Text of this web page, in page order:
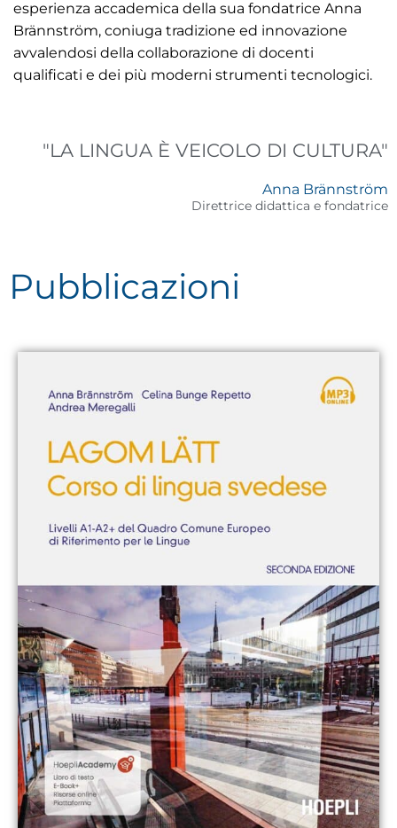
esperienza accademica della sua fondatrice Anna
Brännström, coniuga tradizione ed innovazione
avvalendosi della collaborazione di docenti
qualificati e dei più moderni strumenti tecnologici.
"LA LINGUA È VEICOLO DI CULTURA"
Anna Brännström
Direttrice didattica e fondatrice
Pubblicazioni